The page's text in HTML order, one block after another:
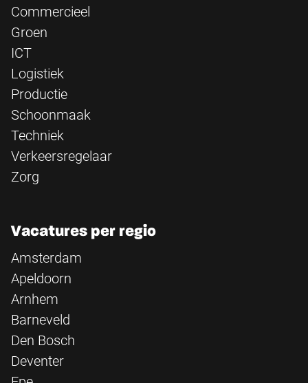
Commercieel
Groen
ICT
Logistiek
Productie
Schoonmaak
Techniek
Verkeersregelaar
Zorg
Vacatures per regio
Amsterdam
Apeldoorn
Arnhem
Barneveld
Den Bosch
Deventer